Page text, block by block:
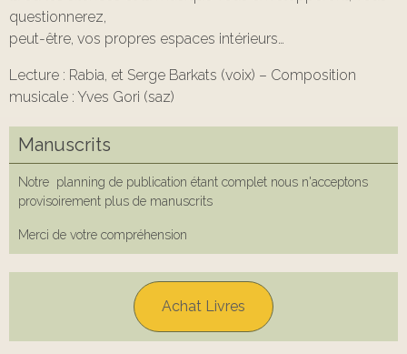
questionnerez,
peut-être, vos propres espaces intérieurs…
Lecture : Rabia, et Serge Barkats (voix) – Composition
musicale : Yves Gori (saz)
Manuscrits
Notre planning de publication étant complet nous n'acceptons
provisoirement plus de manuscrits
Merci de votre compréhension
Achat Livres